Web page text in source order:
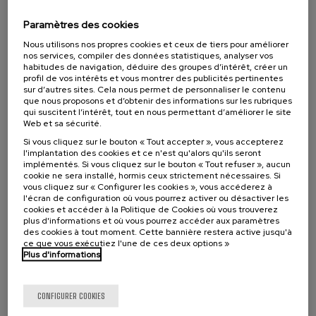
Narrativas climáticas: relatos para la
acción
10 h. Espagnol .
...
À PARTIR DE25 €
Dernières
places
Gratuit
Date
passée
Liste
d'attente
Période
d'inscription
terminée
Paramètres des cookies
Nous utilisons nos propres cookies et ceux de tiers pour améliorer
nos services, compiler des données statistiques, analyser vos
habitudes de navigation, déduire des groupes d’intérêt, créer un
profil de vos intérêts et vous montrer des publicités pertinentes
sur d’autres sites. Cela nous permet de personnaliser le contenu
que nous proposons et d’obtenir des informations sur les rubriques
qui suscitent l’intérêt, tout en nous permettant d’améliorer le site
Web et sa sécurité.
Si vous cliquez sur le bouton « Tout accepter », vous accepterez
l'implantation des cookies et ce n'est qu'alors qu'ils seront
implémentés. Si vous cliquez sur le bouton « Tout refuser », aucun
cookie ne sera installé, hormis ceux strictement nécessaires. Si
vous cliquez sur « Configurer les cookies », vous accéderez à
l'écran de configuration où vous pourrez activer ou désactiver les
cookies et accéder à la Politique de Cookies où vous trouverez
plus d'informations et où vous pourrez accéder aux paramètres
des cookies à tout moment. Cette bannière restera active jusqu'à
ce que vous exécutiez l'une de ces deux options »
Plus d'informations
CONFIGURER COOKIES